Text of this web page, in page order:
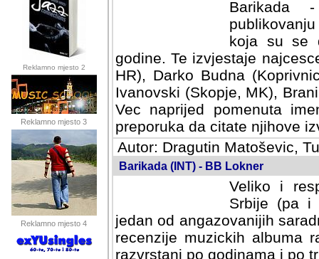
Reklamno mjesto 2
Reklamno mjesto 3
Reklamno mjesto 4
Barikada
koja su se
godine. Te izvjestaje
HR), Darko Budna
Ivanovski (Skopje, MK),
Vec naprijed pomenuta
preporuka da citate njihove
Autor: Dragutin Matoševic,
Barikada (INT) - BB Lokner
Veliko i
Srbije (pa i
jedan od angazovanijih
recenzije muzickih albuma
razvrstani po godinama i po